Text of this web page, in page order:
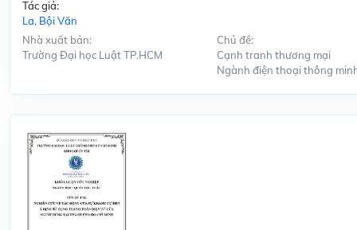
Tác giả:
La, Bội Văn
Nhà xuất bản:
Trường Đại học Luật TP.HCM
Chủ đề:
Cạnh tranh thương mại
Ngành điện thoại thông